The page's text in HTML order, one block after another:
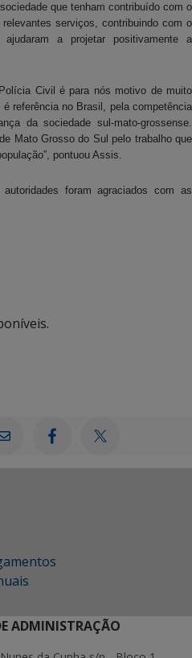
que tenham contribuído com o
serviços, contribuindo com o
a projetar positivamente a
Civil é para nós motivo de muito
referência no Brasil, pela competência
da sociedade sul-mato-grossense.
Mato Grosso do Sul pelo trabalho que
pontuou Assis.
foram agraciados com as
ADMINISTRAÇÃO